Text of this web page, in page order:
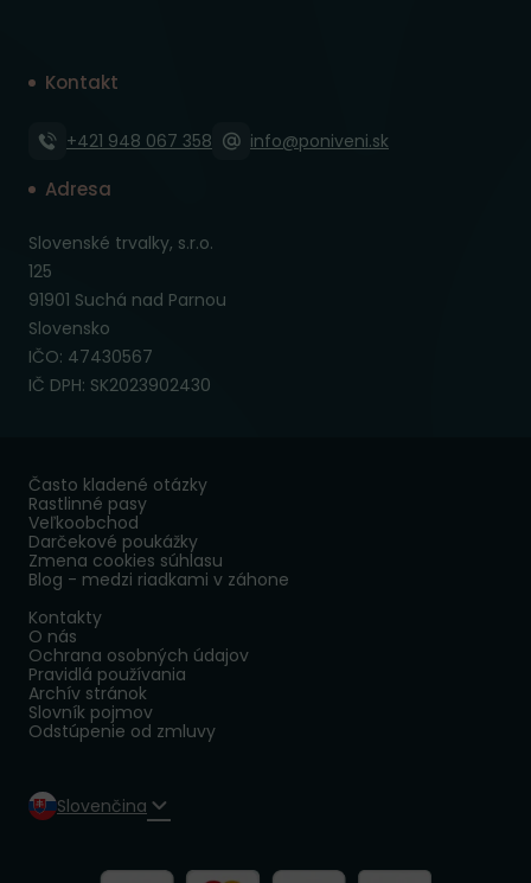
Kontakt
+421 948 067 358 info@poniveni.sk
Adresa
Slovenské trvalky, s.r.o.
125
91901 Suchá nad Parnou
Slovensko
IČO: 47430567
IČ DPH: SK2023902430
Často kladené otázky
Rastlinné pasy
Veľkoobchod
Darčekové poukážky
Zmena cookies súhlasu
Blog - medzi riadkami v záhone
Kontakty
O nás
Ochrana osobných údajov
Pravidlá používania
Archív stránok
Slovník pojmov
Odstúpenie od zmluvy
Slovenčina